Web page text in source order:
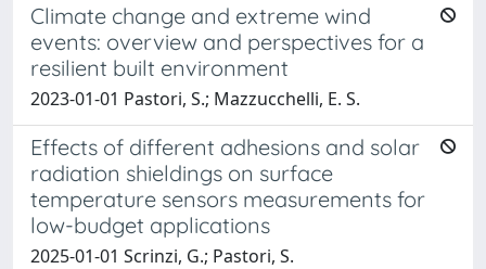
Climate change and extreme wind
events: overview and perspectives for a
resilient built environment
2023-01-01 Pastori, S.; Mazzucchelli, E. S.
Effects of different adhesions and solar
radiation shieldings on surface
temperature sensors measurements for
low-budget applications
2025-01-01 Scrinzi, G.; Pastori, S.